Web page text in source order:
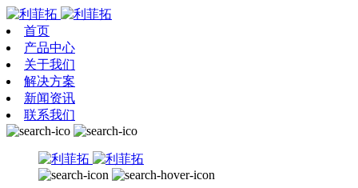
首页
产品中心
关于我们
解决方案
新闻资讯
联系我们